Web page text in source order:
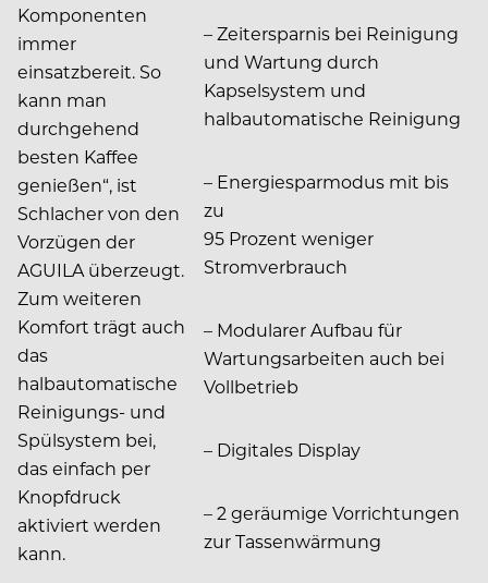
– Zeitersparnis bei Reinigung
und Wartung durch
Kapselsystem und
halbautomatische Reinigung
– Energiesparmodus mit bis
zu
95 Prozent weniger
Stromverbrauch
– Modularer Aufbau für
Wartungsarbeiten auch bei
Vollbetrieb
– Digitales Display
– 2 geräumige Vorrichtungen
zur Tassenwärmung
Komponenten
immer
einsatzbereit. So
kann man
durchgehend
besten Kaffee
genießen“, ist
Schlacher von den
Vorzügen der
AGUILA überzeugt.
Zum weiteren
Komfort trägt auch
das
halbautomatische
Reinigungs- und
Spülsystem bei,
das einfach per
Knopfdruck
aktiviert werden
kann.